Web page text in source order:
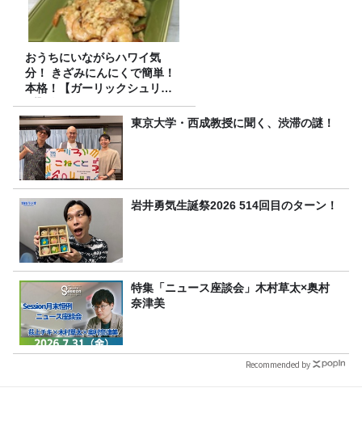
おうちにいながらハワイ気
分！ きざみにんにくで簡単！
本格！【ガーリックシュリン
プ】 桃屋のかんたんレシピ
東京大学・西成教授に聞く、渋滞の謎！
岩井勇気生誕祭2026 514回目のターン！
特集「ニュース座談会」木村草太×奥村
奈津美
Recommended by